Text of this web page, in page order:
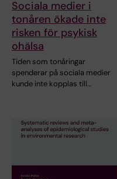
Sociala medier i
tonåren ökade inte
risken för psykisk
ohälsa
Tiden som tonåringar
spenderar på sociala medier
kunde inte kopplas till…